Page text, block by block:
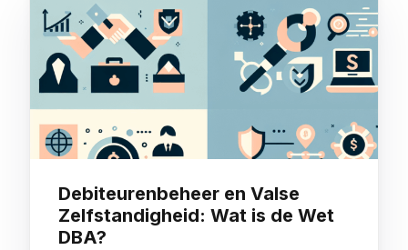
Debiteurenbeheer en Valse
Zelfstandigheid: Wat is de Wet
DBA?